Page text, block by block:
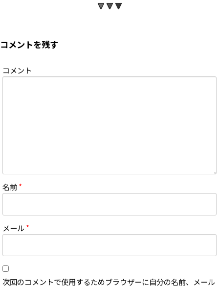
🔻 🔻 🔻
コメントを残す
コメント
名前*
メール*
次回のコメントで使用するためブラウザーに自分の名前、メール